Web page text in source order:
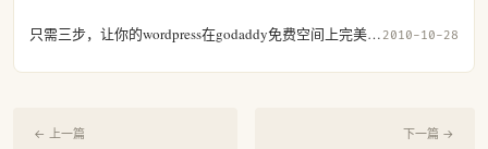
只需三步，让你的wordpress在godaddy免费空间上完美呈现 2010-10-28
← 上一篇 下一篇 →